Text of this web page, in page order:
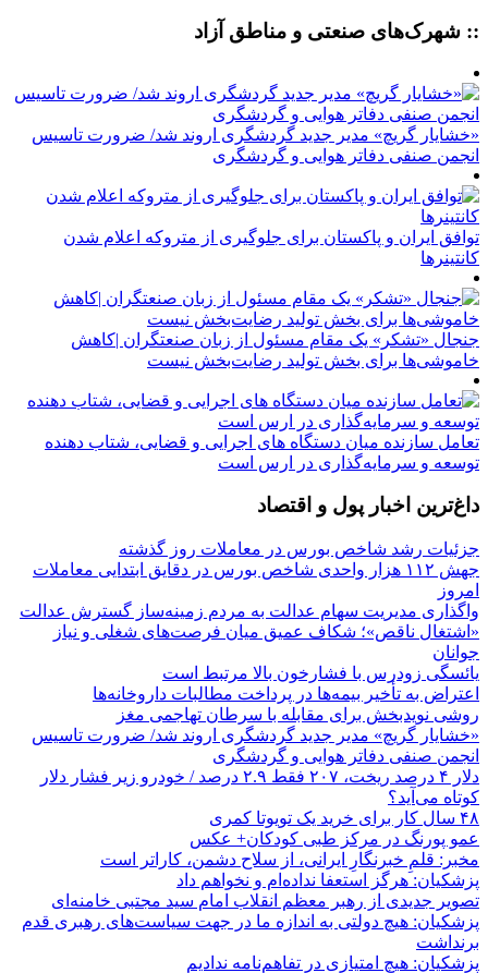
:: شهرک‌های صنعتی و مناطق آزاد
«خشایار گریچ» مدیر جدید گردشگری اروند شد/ ضرورت تاسیس
انجمن صنفی دفاتر هوایی و گردشگری
توافق ایران و پاکستان برای جلوگیری از متروکه اعلام شدن
کانتینرها
جنجال «تشکر» یک مقام مسئول از زبان صنعتگران |کاهش
خاموشی‌ها برای بخش تولید رضایت‌بخش نیست
تعامل سازنده میان دستگاه‌ های اجرایی و قضایی، شتاب‌ دهنده
توسعه و سرمایه‌گذاری در ارس است
داغ‌ترین اخبار پول و اقتصاد
جزئیات رشد شاخص بورس در معاملات روز گذشته
جهش ۱۱۲ هزار واحدی شاخص بورس در دقایق ابتدایی معاملات
امروز
واگذاری مدیریت سهام عدالت به مردم زمینه‌ساز گسترش عدالت
«اشتغال ناقص»؛ شکاف عمیق میان فرصت‌های شغلی و نیاز
جوانان
یائسگی زودرس با فشارخون بالا مرتبط است
اعتراض به تأخیر بیمه‌ها در پرداخت مطالبات داروخانه‌ها
روشی نویدبخش برای مقابله با سرطان تهاجمی مغز
«خشایار گریچ» مدیر جدید گردشگری اروند شد/ ضرورت تاسیس
انجمن صنفی دفاتر هوایی و گردشگری
دلار ۴ درصد ریخت، ۲۰۷ فقط ۲.۹ درصد / خودرو زیر فشار دلار
کوتاه می‌آید؟
۴۸ سال کار برای خرید یک تویوتا کمری
عمو پورنگ در مرکز طبی کودکان+ عکس
مخبر: قلمِ خبرنگارِ ایرانی، از سلاح دشمن، کاراتر است
پزشکیان: هرگز استعفا نداده‌ام و نخواهم داد
تصویر جدیدی از رهبر معظم انقلاب امام سید مجتبی خامنه‌ای
پزشکیان: هیچ دولتی به اندازه ما در جهت سیاست‌های رهبری قدم
برنداشت
پزشکیان: هیچ امتیازی در تفاهم‌نامه ندادیم